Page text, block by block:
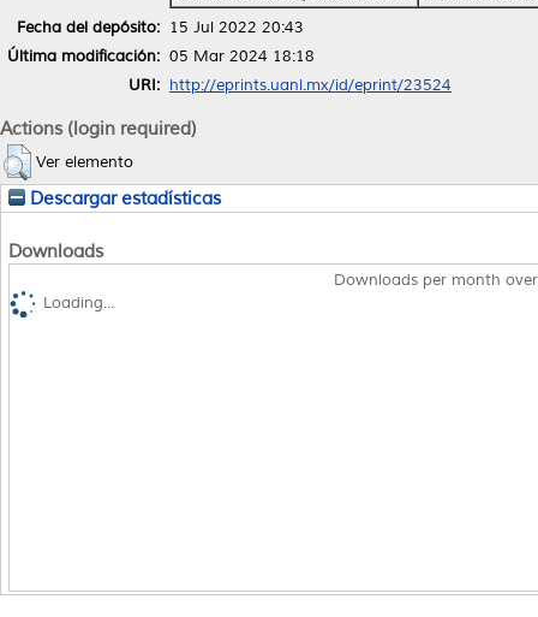
Fecha del depósito: 15 Jul 2022 20:43
Última modificación: 05 Mar 2024 18:18
URI: http://eprints.uanl.mx/id/eprint/23524
Actions (login required)
Ver elemento
Descargar estadísticas
Downloads
Downloads per month
Loading...